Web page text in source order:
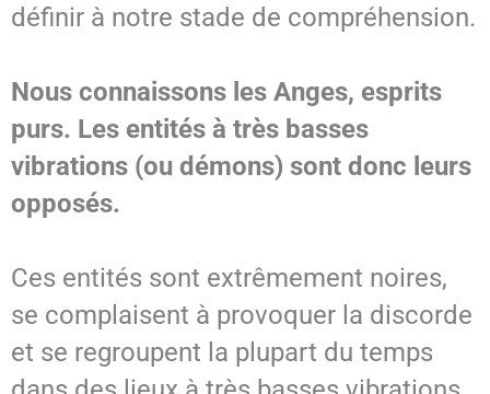
définir à notre stade de compréhension.
Nous connaissons les Anges, esprits
purs. Les entités à très basses
vibrations (ou démons) sont donc leurs
opposés.
Ces entités sont extrêmement noires,
se complaisent à provoquer la discorde
et se regroupent la plupart du temps